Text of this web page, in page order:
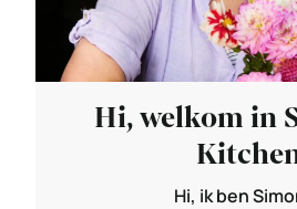
Hi, welkom in
Hi, ik ben